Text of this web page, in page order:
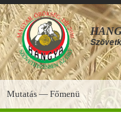
Főmenü
Mutatás — Főmenü